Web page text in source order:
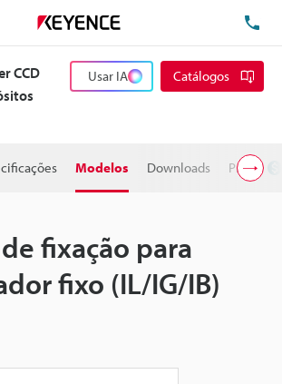
CCD
Usar IA Catálogos
Modelos Downloads Preço
fixação para
fixo (IL/IG/IB)